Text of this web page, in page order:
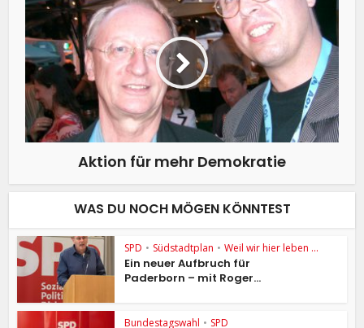
Aktion für mehr Demokratie
WAS DU NOCH MÖGEN KÖNNTEST
SPD • Südstadtplan • Weil wir hier leben ...
Ein neuer Aufbruch für
Paderborn – mit Roger...
Bundestagswahl • SPD